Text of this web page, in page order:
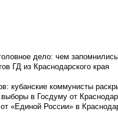
дело: чем
ГД из Краснодарского края
кубанские коммунисты
в Госдуму от
«Единой России» в